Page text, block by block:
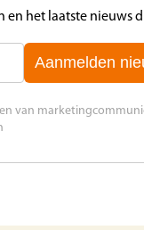
en het laatste nieuws
Aanmelden
van